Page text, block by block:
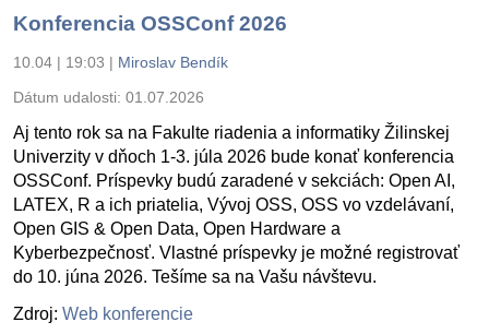
Konferencia OSSConf 2026
10.04 | 19:03 | Miroslav Bendík
Dátum udalosti: 01.07.2026
Aj tento rok sa na Fakulte riadenia a informatiky Žilinskej
Univerzity v dňoch 1-3. júla 2026 bude konať konferencia
OSSConf. Príspevky budú zaradené v sekciách: Open AI,
LATEX, R a ich priatelia, Vývoj OSS, OSS vo vzdelávaní,
Open GIS & Open Data, Open Hardware a
Kyberbezpečnosť. Vlastné príspevky je možné registrovať
do 10. júna 2026. Tešíme sa na Vašu návštevu.
Zdroj: Web konferencie